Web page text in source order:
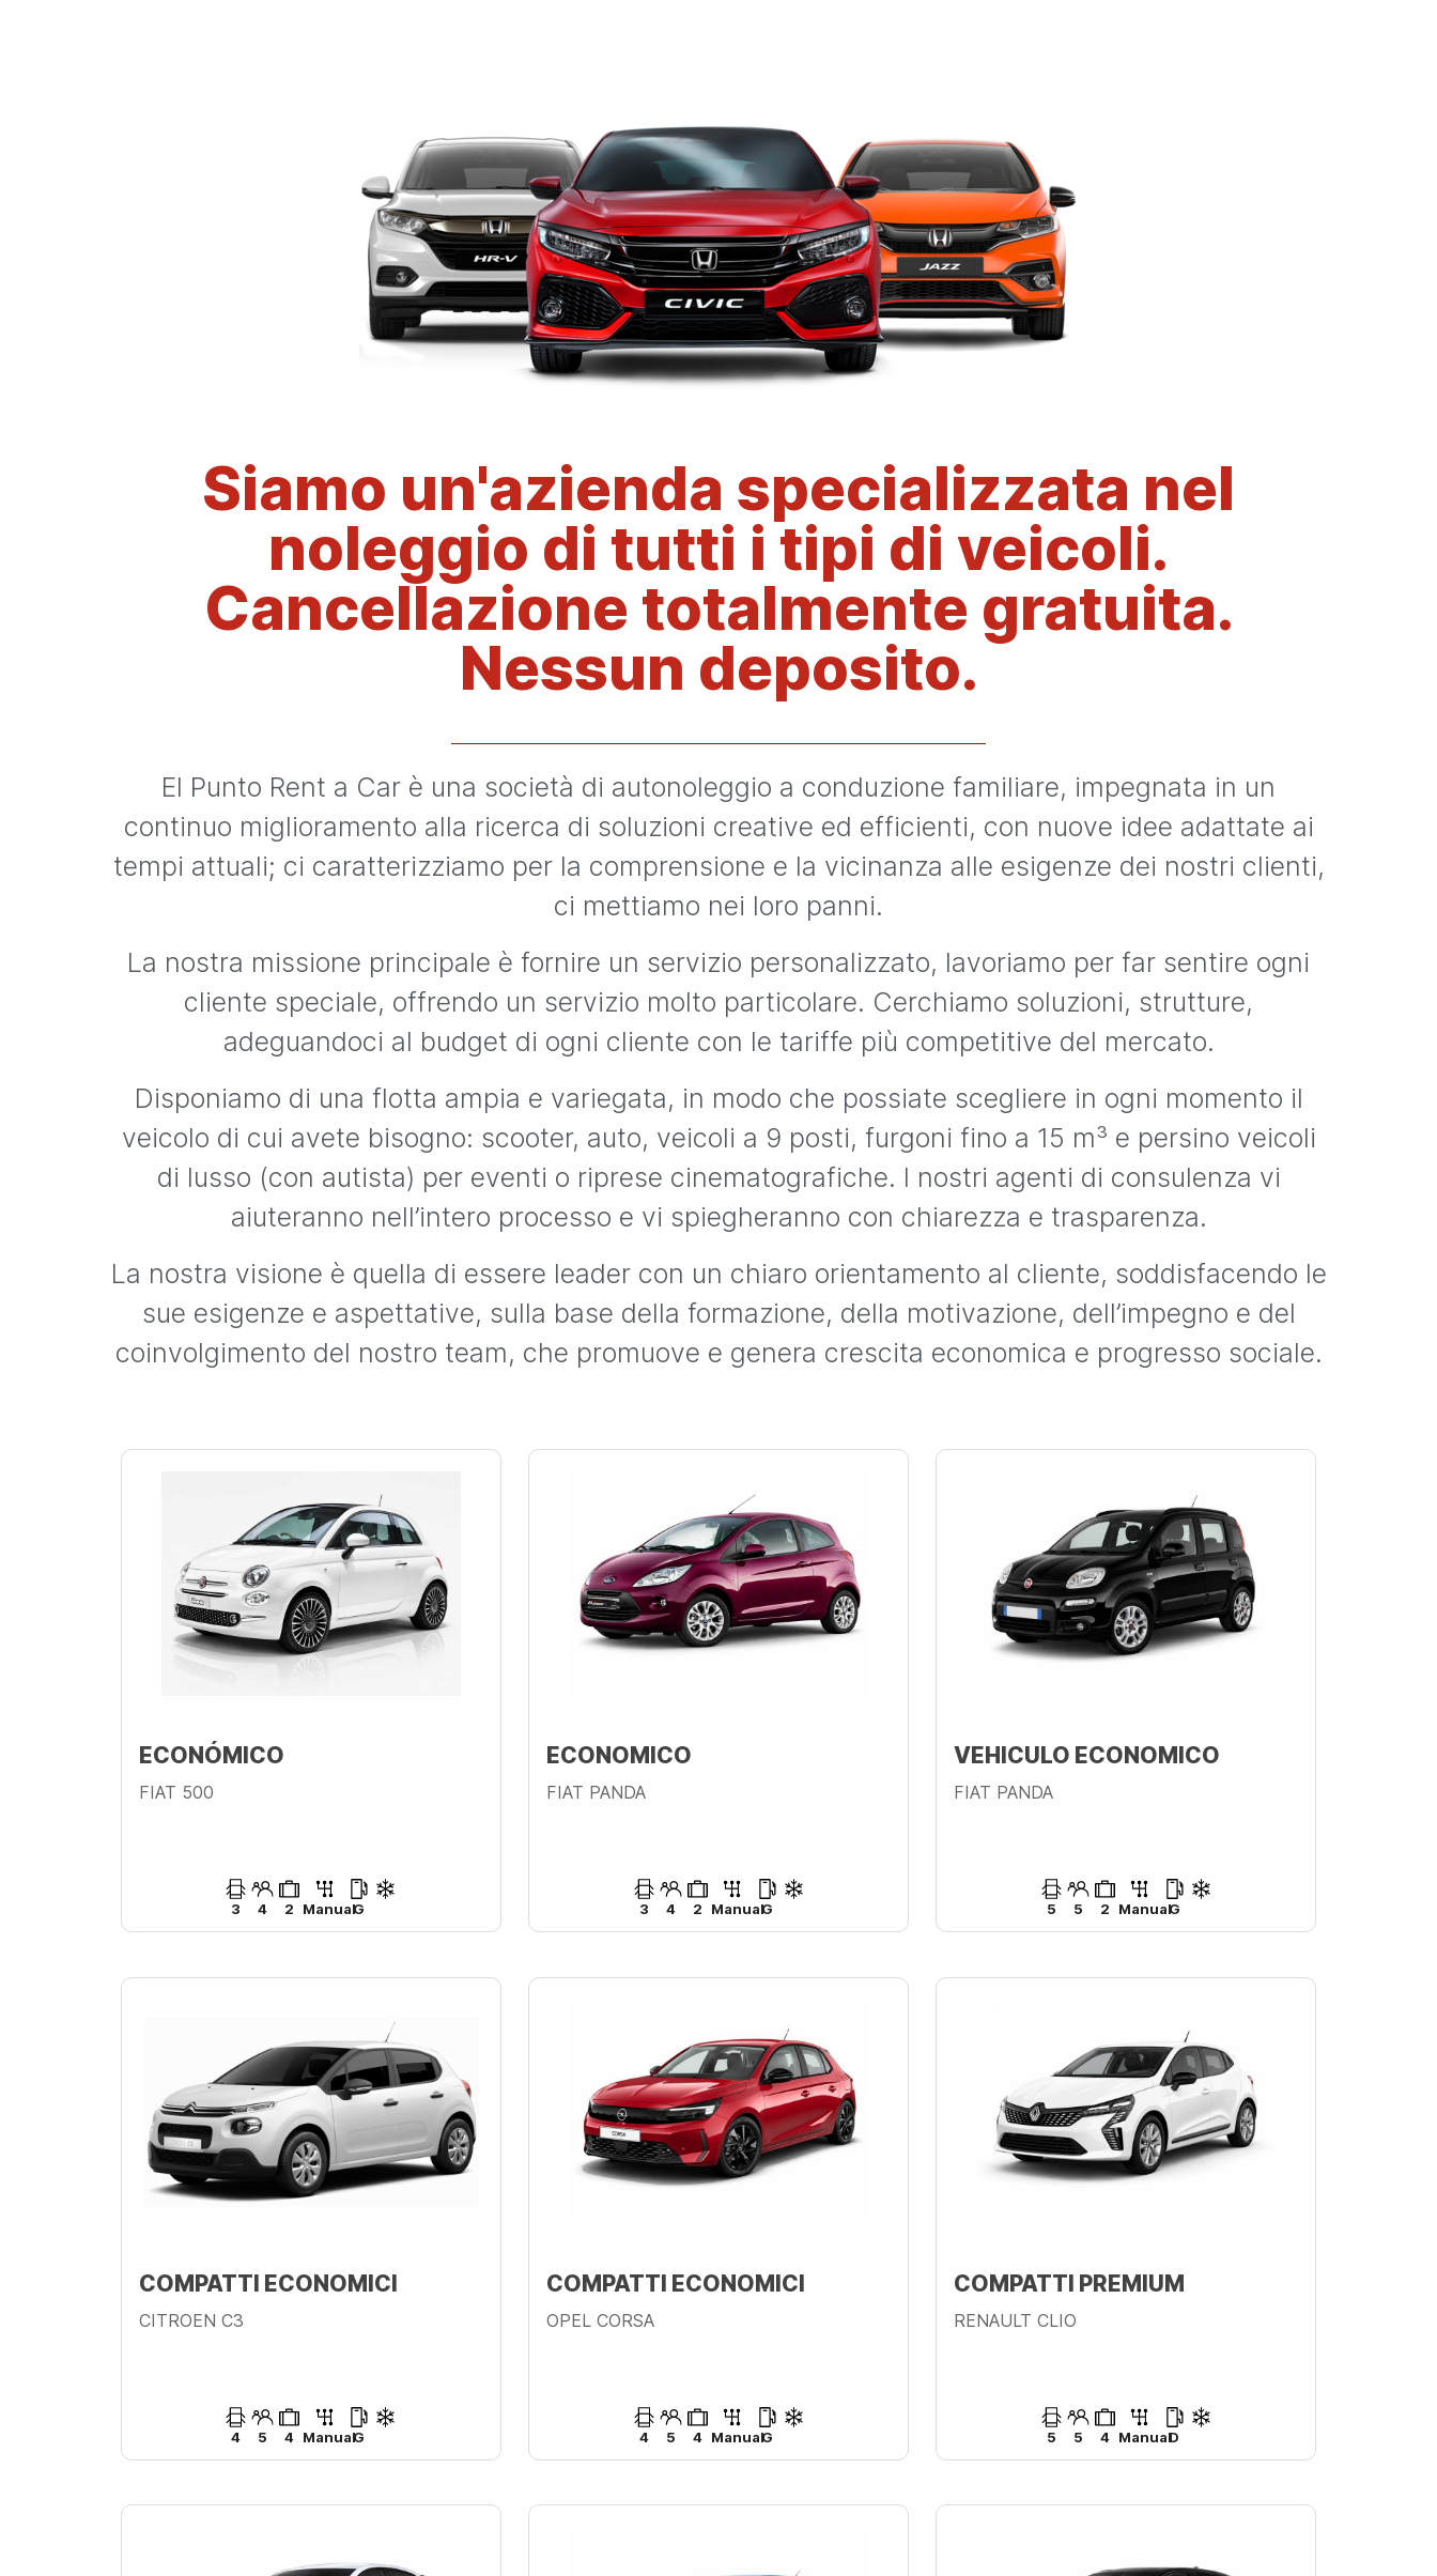
Siamo un'azienda specializzata nel
noleggio di tutti i tipi di veicoli.
Cancellazione totalmente gratuita.
Nessun deposito.
El Punto Rent a Car è una società di autonoleggio a conduzione familiare, impegnata in un
continuo miglioramento alla ricerca di soluzioni creative ed efficienti, con nuove idee adattate ai
tempi attuali; ci caratterizziamo per la comprensione e la vicinanza alle esigenze dei nostri clienti,
ci mettiamo nei loro panni.
La nostra missione principale è fornire un servizio personalizzato, lavoriamo per far sentire ogni
cliente speciale, offrendo un servizio molto particolare. Cerchiamo soluzioni, strutture,
adeguandoci al budget di ogni cliente con le tariffe più competitive del mercato.
Disponiamo di una flotta ampia e variegata, in modo che possiate scegliere in ogni momento il
veicolo di cui avete bisogno: scooter, auto, veicoli a 9 posti, furgoni fino a 15 m³ e persino veicoli
di lusso (con autista) per eventi o riprese cinematografiche. I nostri agenti di consulenza vi
aiuteranno nell’intero processo e vi spiegheranno con chiarezza e trasparenza.
La nostra visione è quella di essere leader con un chiaro orientamento al cliente, soddisfacendo le
sue esigenze e aspettative, sulla base della formazione, della motivazione, dell’impegno e del
coinvolgimento del nostro team, che promuove e genera crescita economica e progresso sociale.
ECONÓMICO
FIAT 500
3 4 2 ManualG
ECONOMICO
FIAT PANDA
3 4 2 ManualG
VEHICULO ECONOMICO
FIAT PANDA
5 5 2 ManualG
COMPATTI ECONOMICI
CITROEN C3
4 5 4 ManualG
COMPATTI ECONOMICI
OPEL CORSA
4 5 4 ManualG
COMPATTI PREMIUM
RENAULT CLIO
5 5 4 ManualD